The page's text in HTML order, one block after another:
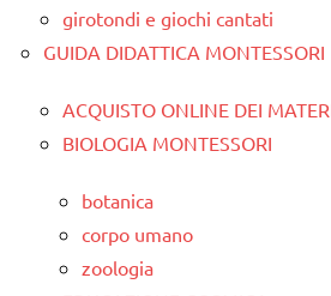
girotondi e giochi cantati
GUIDA DIDATTICA MONTESSORI
ACQUISTO ONLINE DEI
BIOLOGIA MONTESSORI
botanica
corpo umano
zoologia